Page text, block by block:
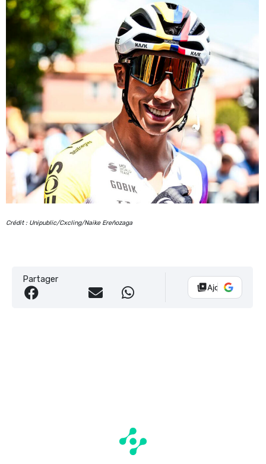
Crédit : Unipublic/Cxcling/Naike Ereñozaga
Partager
Ajouter Vélo